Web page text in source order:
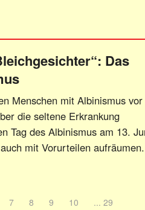
Das
Menschen mit Albinismus vor
die seltene Erkrankung
Tag des Albinismus am 13.
mit Vorurteilen aufräumen.
7 8 9 10
... 29